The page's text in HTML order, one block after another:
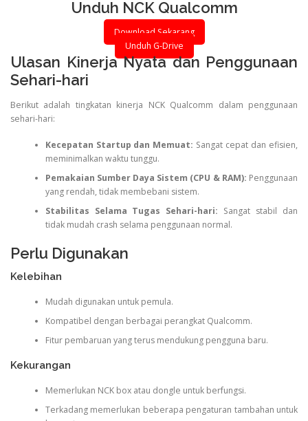
Unduh NCK Qualcomm
Download Sekarang
Unduh G-Drive
Ulasan Kinerja Nyata dan Penggunaan
Sehari-hari
Berikut adalah tingkatan kinerja NCK Qualcomm dalam penggunaan
sehari-hari:
Kecepatan Startup dan Memuat: Sangat cepat dan efisien,
meminimalkan waktu tunggu.
Pemakaian Sumber Daya Sistem (CPU & RAM): Penggunaan
yang rendah, tidak membebani sistem.
Stabilitas Selama Tugas Sehari-hari: Sangat stabil dan
tidak mudah crash selama penggunaan normal.
Perlu Digunakan
Kelebihan
Mudah digunakan untuk pemula.
Kompatibel dengan berbagai perangkat Qualcomm.
Fitur pembaruan yang terus mendukung pengguna baru.
Kekurangan
Memerlukan NCK box atau dongle untuk berfungsi.
Terkadang memerlukan beberapa pengaturan tambahan untuk